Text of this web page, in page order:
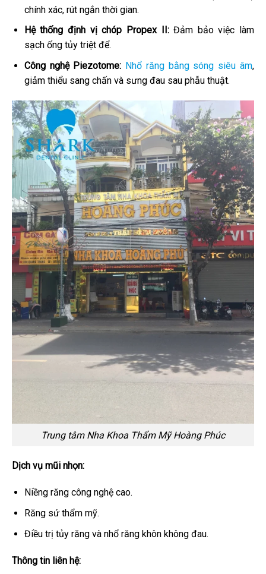
chính xác, rút ngắn thời gian.
Hệ thống định vị chóp Propex II:Đảm bảo việc làm
sạch ống tủy triệt để.
Công nghệ Piezotome: Nhổ răng bằng sóng siêu âm,
giảm thiểu sang chấn và sưng đau sau phẫu thuật.
Trung tâm Nha Khoa Thẩm Mỹ Hoàng Phúc
Dịch vụ mũi nhọn:
Niềng răng công nghệ cao.
Răng sứ thẩm mỹ.
Điều trị tủy răng và nhổ răng khôn không đau.
Thông tin liên hệ: